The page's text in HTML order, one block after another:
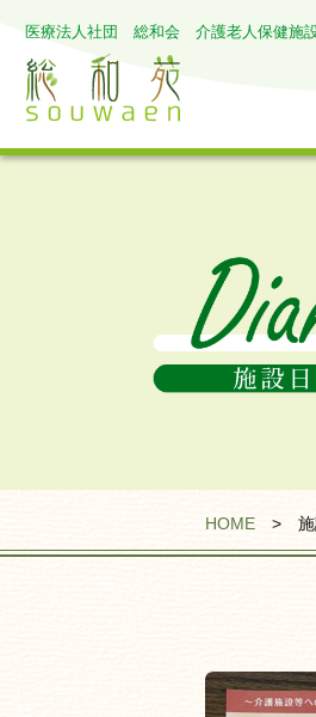
医療法人社団 総和会 介護老人保健施
HOME >